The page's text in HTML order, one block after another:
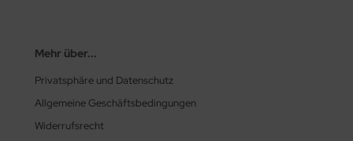
Mehr über...
Privatsphäre und Datenschutz
Allgemeine Geschäftsbedingungen
Widerrufsrecht